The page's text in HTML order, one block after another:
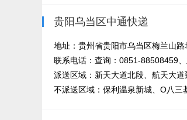
贵阳乌当区中通快递
地址：贵州省贵阳市乌当区梅兰山
联系电话：查询：0851-88508459
派送区域：新天大道北段、航天大
不派送区域：保利温泉新城、O八三